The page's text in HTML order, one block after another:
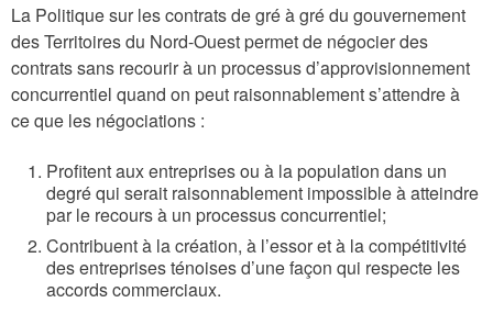
La Politique sur les contrats de gré à gré du gouvernement
des Territoires du Nord-Ouest permet de négocier des
contrats sans recourir à un processus d’approvisionnement
concurrentiel quand on peut raisonnablement s’attendre à
ce que les négociations :
Profitent aux entreprises ou à la population dans un
degré qui serait raisonnablement impossible à atteindre
par le recours à un processus concurrentiel;
Contribuent à la création, à l’essor et à la compétitivité
des entreprises ténoises d’une façon qui respecte les
accords commerciaux.